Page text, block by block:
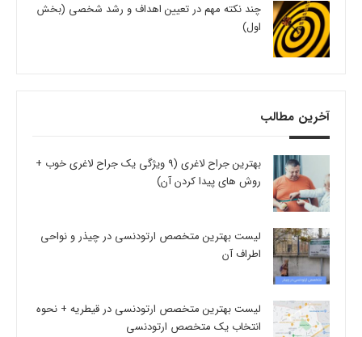
چند نکته مهم در تعیین اهداف و رشد شخصی (بخش
اول)
آخرین مطالب
بهترین جراح لاغری (9 ویژگی یک جراح لاغری خوب +
روش های پیدا کردن آن)
لیست بهترین متخصص ارتودنسی در چیذر و نواحی
اطراف آن
لیست بهترین متخصص ارتودنسی در قیطریه + نحوه
انتخاب یک متخصص ارتودنسی